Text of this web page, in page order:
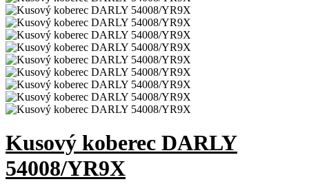
Kusový koberec DARLY
54008/YR9X